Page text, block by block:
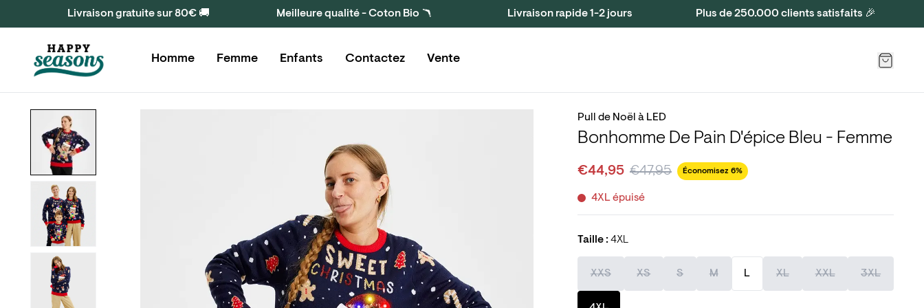
Livraison gratuite sur 80€ 🚚 Meilleure qualité - Coton Bio 🪃 Livraison rapide 1-2 jours Plus de 250.000 clients satisfaits 🎉
Homme Femme Enfants Contactez Vente
Pull de Noël à LED
Bonhomme De Pain D'épice Bleu - Femme
€44,95 €47,95 Économisez 6%
4XL épuisé
Taille :4XL
XXS XS S M L XL XXL 3XL